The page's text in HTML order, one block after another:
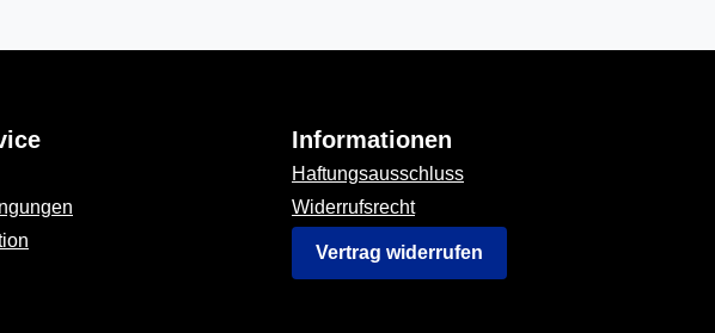
Informationen
Haftungsausschluss
Widerrufsrecht
Vertrag widerrufen